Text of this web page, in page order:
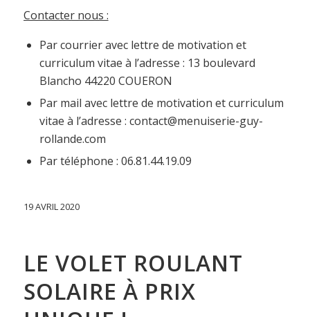
Contacter nous :
Par courrier avec lettre de motivation et
curriculum vitae à l’adresse : 13 boulevard
Blancho 44220 COUERON
Par mail avec lettre de motivation et curriculum
vitae à l’adresse : contact@menuiserie-guy-
rollande.com
Par téléphone : 06.81.44.19.09
19 AVRIL 2020
LE VOLET ROULANT
SOLAIRE À PRIX